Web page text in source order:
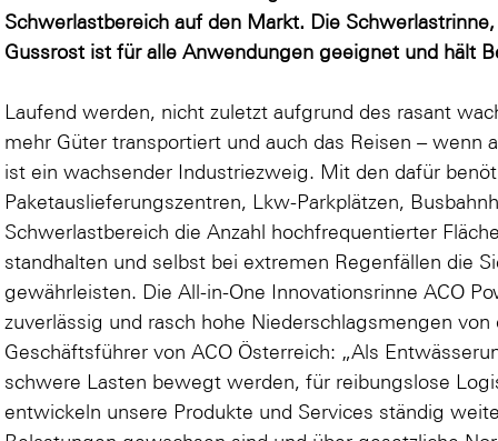
Schwerlastbereich auf den Markt. Die
Gussrost ist für alle Anwendungen geeignet und hält
Laufend werden, nicht zuletzt aufgrund des rasant
mehr Güter transportiert und auch das Reisen – wenn
ist ein wachsender Industriezweig. Mit den dafür
Paketauslieferungszentren, Lkw-Parkplätzen,
Schwerlastbereich die Anzahl hochfrequentierter
standhalten und selbst bei extremen Regenfällen die
gewährleisten. Die All-in-One Innovationsrinne ACO
zuverlässig und rasch hohe Niederschlagsmengen von
Geschäftsführer von ACO Österreich: „Als
schwere Lasten bewegt werden, für reibungslose
entwickeln unsere Produkte und Services ständig